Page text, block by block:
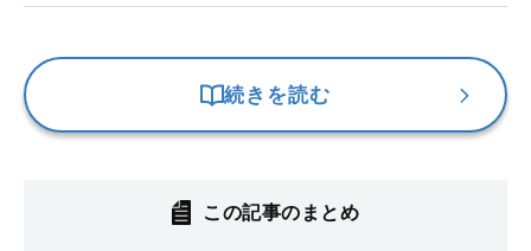
続きを読む
この記事のまとめ